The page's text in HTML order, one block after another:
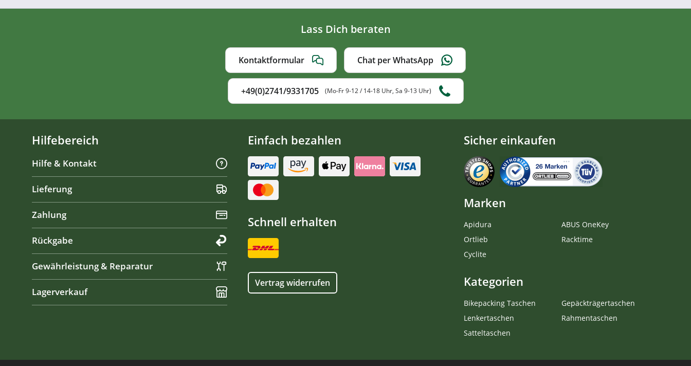
Lass Dich beraten
Kontaktformular Chat per WhatsApp
+49(0)2741/9331705 (Mo-Fr 9-12 / 14-18 Uhr, Sa 9-13 Uhr)
Hilfebereich
Hilfe & Kontakt
Lieferung
Zahlung
Rückgabe
Gewährleistung & Reparatur
Lagerverkauf
Einfach bezahlen
Schnell erhalten
Vertrag widerrufen
Sicher einkaufen
Marken
Apidura
Ortlieb
Cyclite
ABUS OneKey
Racktime
Kategorien
Bikepacking Taschen
Lenkertaschen
Satteltaschen
Gepäckträgertaschen
Rahmentaschen